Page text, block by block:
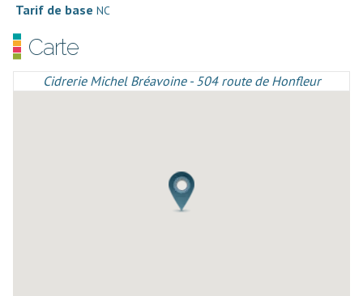
Tarif de base NC
Carte
Cidrerie Michel Bréavoine - 504 route de Honfleur